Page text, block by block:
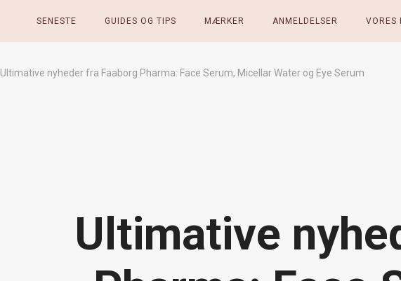
SENESTE GUIDES OG TIPS MÆRKER ANMELDELSER VORES
Ultimative nyheder fra Faaborg Pharma: Face Serum, Micellar Water og Eye Serum
Ultimative